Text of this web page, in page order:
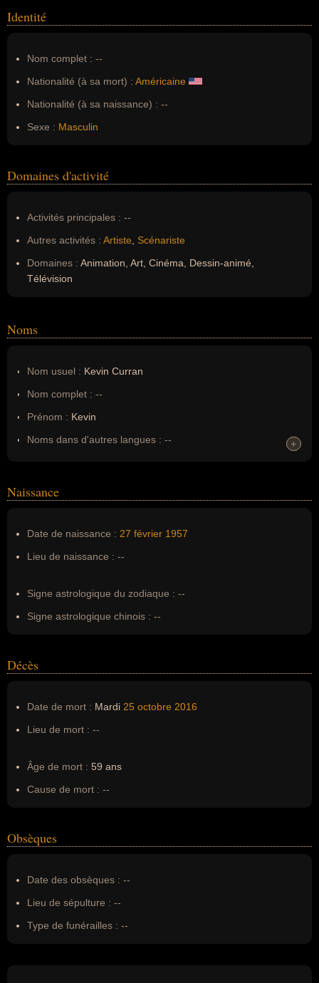
Identité
Nom complet : --
Nationalité (à sa mort) : Américaine
Nationalité (à sa naissance) : --
Sexe : Masculin
Domaines d'activité
Activités principales : --
Autres activités : Artiste
Scénariste
Domaines : Animation, Art, Cinéma, Dessin-animé,
Télévision
Noms
Nom usuel : Kevin Curran
Nom complet : --
Prénom : Kevin
Noms dans d'autres langues : --
Nom de famille :Curran
+
+
Naissance
Date de naissance : 27 février 1957
Lieu de naissance : --
Signe astrologique du zodiaque : --
Signe astrologique chinois : --
Décès
Date de mort : Mardi 25 octobre 2016
Lieu de mort : --
Âge de mort : 59 ans
Cause de mort : --
Obsèques
Date des obsèques : --
Lieu de sépulture : --
Type de funérailles : --